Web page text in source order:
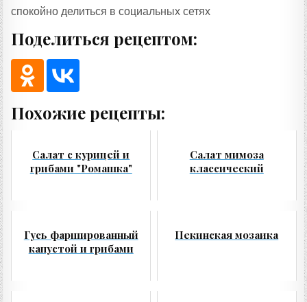
спокойно делиться в социальных сетях
Поделиться рецептом:
Похожие рецепты:
Салат с курицей и
грибами "Ромашка"
Салат мимоза
классический
Гусь фаршированный
капустой и грибами
Пекинская мозаика